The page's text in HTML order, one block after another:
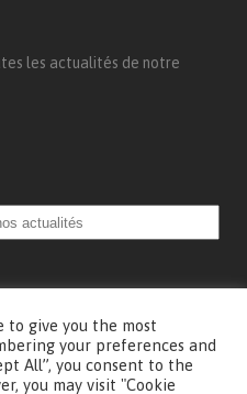
les actualités de notre
Marie Saby
to give you the most
your preferences and
All”, you consent to the
you may visit "Cookie